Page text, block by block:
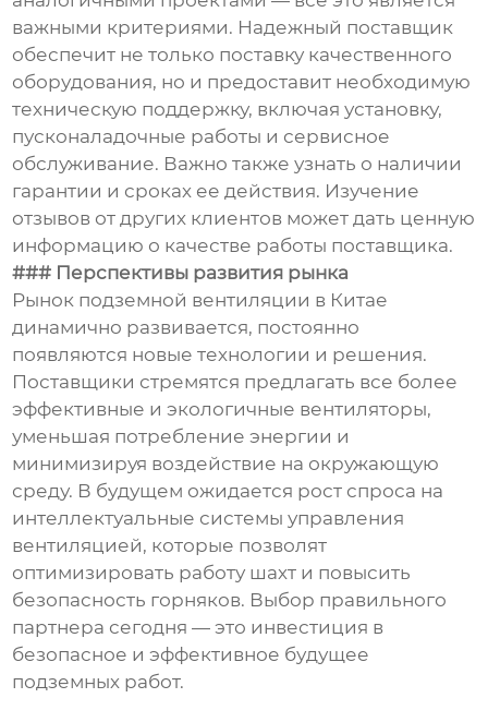
важными критериями. Надежный поставщик
обеспечит не только поставку качественного
оборудования, но и предоставит необходимую
техническую поддержку, включая установку,
пусконаладочные работы и сервисное
обслуживание. Важно также узнать о наличии
гарантии и сроках ее действия. Изучение
отзывов от других клиентов может дать ценную
информацию о качестве работы поставщика.
### Перспективы развития рынка
Рынок подземной вентиляции в Китае
динамично развивается, постоянно
появляются новые технологии и решения.
Поставщики стремятся предлагать все более
эффективные и экологичные вентиляторы,
уменьшая потребление энергии и
минимизируя воздействие на окружающую
среду. В будущем ожидается рост спроса на
интеллектуальные системы управления
вентиляцией, которые позволят
оптимизировать работу шахт и повысить
безопасность горняков. Выбор правильного
партнера сегодня — это инвестиция в
безопасное и эффективное будущее
подземных работ.